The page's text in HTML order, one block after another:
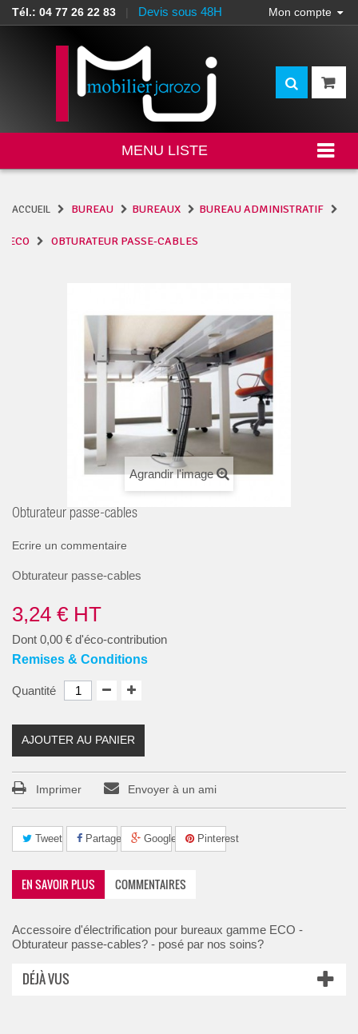
Tél.: 04 77 26 22 83 | Devis sous 48H Mon compte
MENU LISTE
ACCUEIL BUREAU BUREAUX BUREAU ADMINISTRATIF
ECO OBTURATEUR PASSE-CABLES
Agrandir l'image
Obturateur passe-cables
Ecrire un commentaire
Obturateur passe-cables
3,24 € HT
Dont 0,00 € d'éco-contribution
Remises & Conditions
Quantité
AJOUTER AU PANIER
Imprimer Envoyer à un ami
Tweet Partager Google+ Pinterest
EN SAVOIR PLUS COMMENTAIRES
Accessoire d'électrification pour bureaux gamme ECO -
Obturateur passe-cables? - posé par nos soins?
DÉJÀ VUS